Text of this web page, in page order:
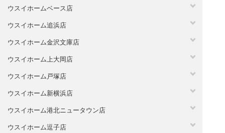
ウスイホームベース店
ウスイホーム追浜店
ウスイホーム金沢文庫店
ウスイホーム上大岡店
ウスイホーム戸塚店
ウスイホーム新横浜店
ウスイホーム港北ニュータウン店
ウスイホーム逗子店